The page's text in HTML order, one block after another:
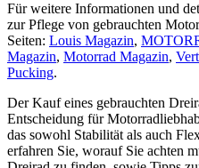
Für weitere Informationen und
zur Pflege von gebrauchten
Seiten: Louis Magazin,
Magazin, Motorrad Magazin,
Pucking.
Der Kauf eines gebrauchten
Entscheidung für
das sowohl Stabilität als auch
erfahren Sie, worauf Sie achten